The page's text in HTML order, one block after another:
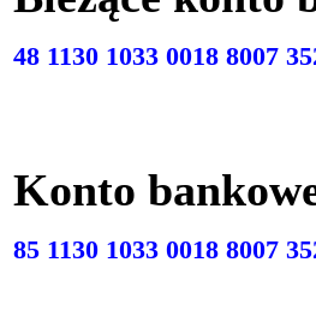
48 1130 1033 0018 8007
Konto
85 1130 1033 0018 8007